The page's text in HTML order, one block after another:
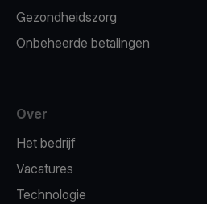
Gezondheidszorg
Onbeheerde betalingen
Over
Het bedrijf
Vacatures
Technologie